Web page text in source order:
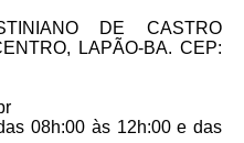
DE CASTRO
LAPÃO-BA. CEP:
08h:00 às 12h:00 e das